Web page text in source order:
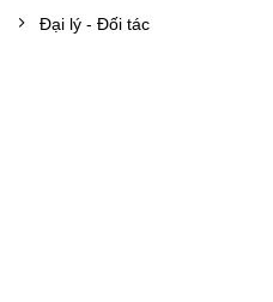
Đại lý - Đối tác